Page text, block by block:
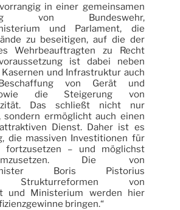
in einer gemeinsamen
von Bundeswehr,
und Parlament, die
zu beseitigen, auf die der
Wehrbeauftragten zu Recht
ist dabei neben
und Infrastruktur auch
von Gerät und
die Steigerung von
Das schließt nicht nur
sondern ermöglicht auch einen
Dienst. Daher ist es
die massiven Investitionen für
fortzusetzen – und möglichst
Die von
Boris Pistorius
Strukturreformen von
und Ministerium werden hier
bringen.“